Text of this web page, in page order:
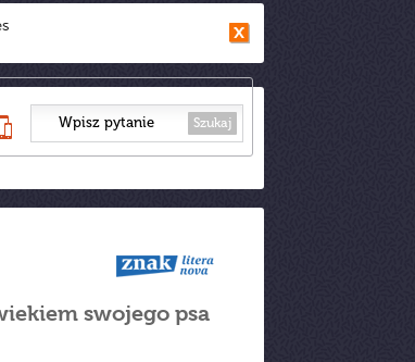
Szukaj
swojego psa